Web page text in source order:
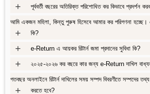
পূর্ববর্তী বছরের অতিরিক্ত পরিশোধিত কর কিভাবে প্রদর্শন
+
আমি একজন মহিলা, কিন্তু পুরুষ হিসেবে আমার কর পরিগণনা হচ্ছে।
কি?
+
e-Return এ আয়কর রিটার্ন জমা প্রদানের সুবিধা কি?
+
২০২৫-২০২৬ কর বছরে কার জন্য e-Return দাখিল
+
গতবছর অনলাইনে রিটার্ন দাখিলের সময় সম্পদ বিবরণীতে সম্পদের
করতে হবে?
+